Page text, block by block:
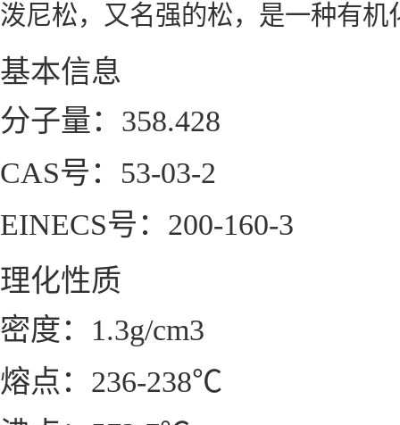
泼尼松，又名强的松，是一种有机
基本信息
分子量：358.428
CAS号：53-03-2
EINECS号：200-160-3
理化性质
密度：1.3g/cm3
熔点：236-238℃